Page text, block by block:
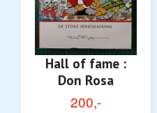
Hall of fame :
Don Rosa
200,-